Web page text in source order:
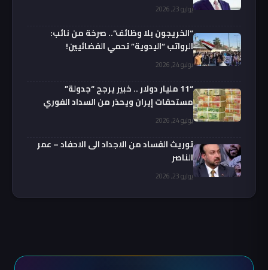
يوليو 23, 2026
“الخريجون بلا وظائف”.. صرخة من نائب:
الرواتب “اليدوية” تحمي الفضائيين!
يوليو 24, 2026
“11 مليار دولار .. خبير يرجح “جدولة”
مستحقات إيران ويحذر من السداد الفوري
يوليو 24, 2026
توريث الفساد من الاجداد الى الاحفاد – عمر
الناصر
يوليو 23, 2026